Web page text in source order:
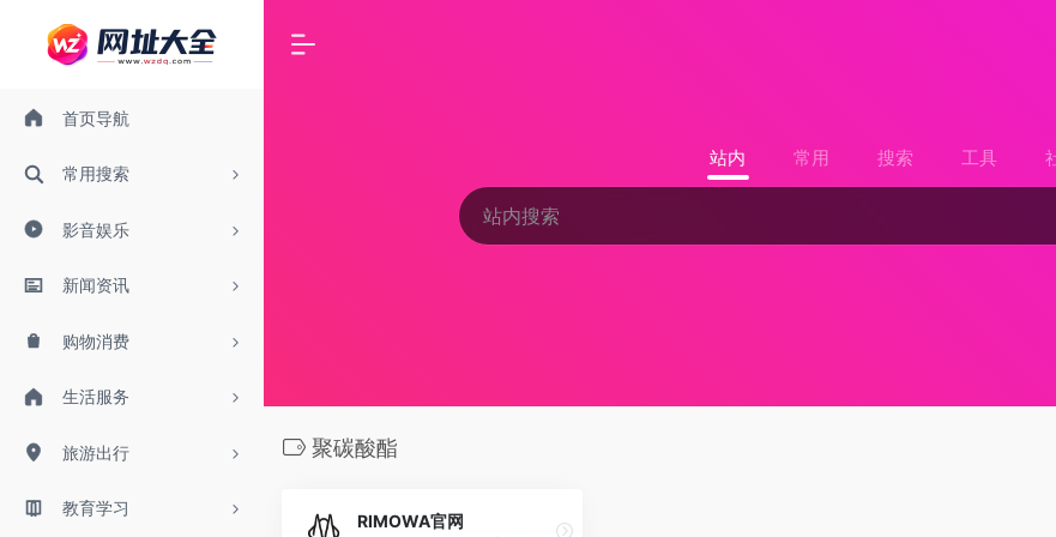
首页导航
常用搜索
影音娱乐
新闻资讯
购物消费
生活服务
旅游出行
教育学习
站内 常用 搜索 工具
聚碳酸酯
RIMOWA官网